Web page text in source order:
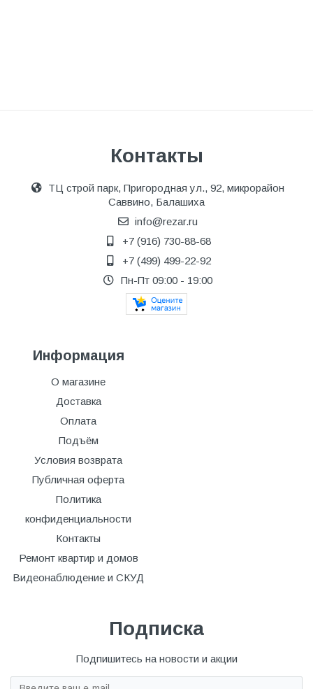
Контакты
ТЦ строй парк, Пригородная ул., 92, микрорайон
Саввино, Балашиха
info@rezar.ru
+7 (916) 730-88-68
+7 (499) 499-22-92
Пн-Пт 09:00 - 19:00
Информация
О магазине
Доставка
Оплата
Подъём
Условия возврата
Публичная оферта
Политика
конфиденциальности
Контакты
Ремонт квартир и домов
Видеонаблюдение и СКУД
Подписка
Подпишитесь на новости и акции